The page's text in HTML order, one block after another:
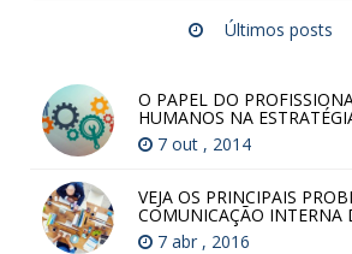
Últimos posts
O PAPEL DO
HUMANOS NA
7 out , 2014
VEJA OS PRINCIPAIS
COMUNICAÇÃO INTERNA
7 abr , 2016